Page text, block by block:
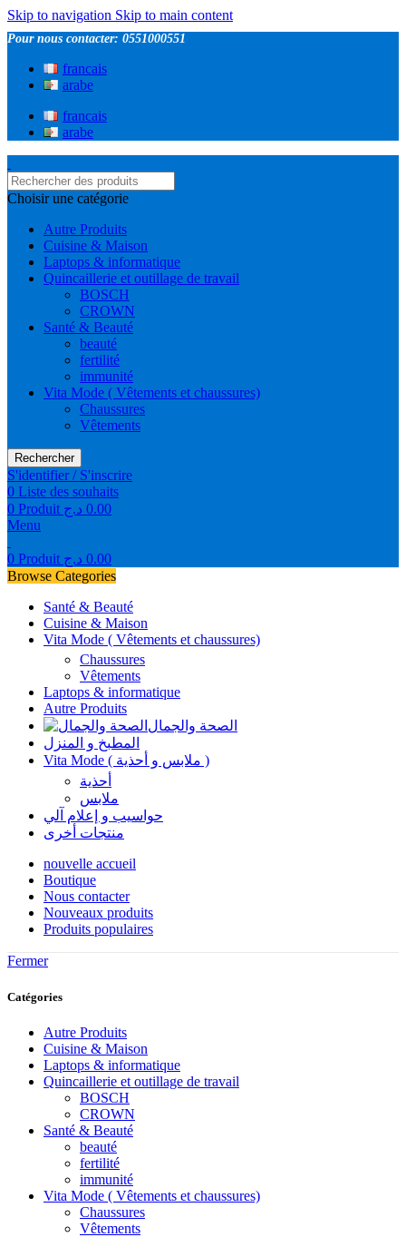
Skip to navigation Skip to main content
Pour nous contacter: 0551000551
francais
arabe
francais
arabe
Choisir une catégorie
Autre Produits
Cuisine & Maison
Laptops & informatique
Quincaillerie et outillage de travail
BOSCH
CROWN
Santé & Beauté
beauté
fertilité
immunité
Vita Mode ( Vêtements et chaussures)
Chaussures
Vêtements
Rechercher
S'identifier / S'inscrire
0 Liste des souhaits
0 Produit 0.00 د.ج
Menu
0 Produit 0.00 د.ج
Browse Categories
Santé & Beauté
Cuisine & Maison
Vita Mode ( Vêtements et chaussures)
Chaussures
Vêtements
Laptops & informatique
Autre Produits
الصحة والجمال
المطبخ و المنزل
Vita Mode ( ملابس و أحذية )
أحذية
ملابس
حواسيب و إعلام آلي
منتجات أخرى
nouvelle accueil
Boutique
Nous contacter
Nouveaux produits
Produits populaires
Fermer
Catégories
Autre Produits
Cuisine & Maison
Laptops & informatique
Quincaillerie et outillage de travail
BOSCH
CROWN
Santé & Beauté
beauté
fertilité
immunité
Vita Mode ( Vêtements et chaussures)
Chaussures
Vêtements